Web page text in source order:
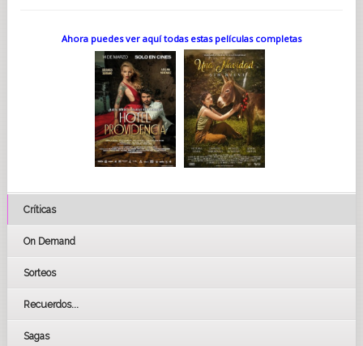
Ahora puedes ver aquí todas estas películas completas
Críticas
On Demand
Sorteos
Recuerdos...
Sagas